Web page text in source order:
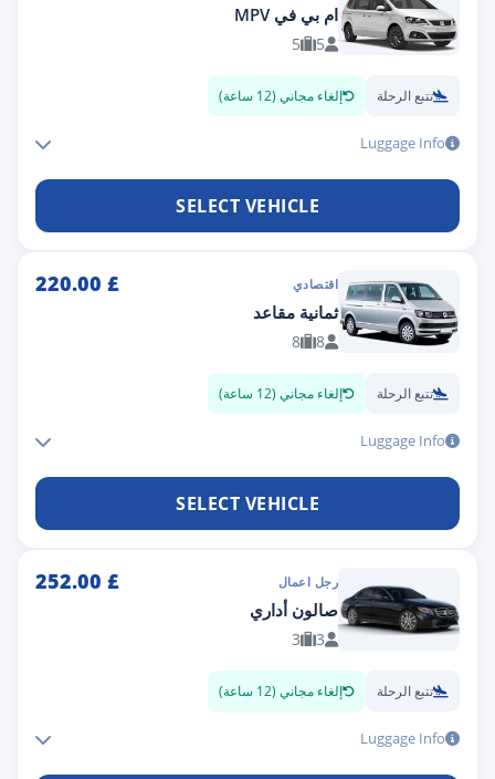
ام بي في MPV
5
5
تتبع الرحلة إلغاء مجاني (12 ساعة)
Luggage Info
SELECT VEHICLE
اقتصادي £
220.00
ثمانية مقاعد
8
8
تتبع الرحلة إلغاء مجاني (12 ساعة)
Luggage Info
SELECT VEHICLE
رجل اعمال £
252.00
صالون أداري
3
3
تتبع الرحلة إلغاء مجاني (12 ساعة)
Luggage Info